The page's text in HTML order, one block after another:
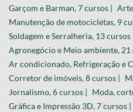
Garçom e Barman, 7 cursos |
Manutenção de motocicletas, 9
Soldagem e Serralheria, 13 cursos |
Agronegócio e Meio ambiente, 21
Ar condicionado, Refrigeração e
Corretor de imóveis, 8 cursos |
Jornalismo, 6 cursos |
Moda,
Gráfica e Impressão 3D, 7 cursos |